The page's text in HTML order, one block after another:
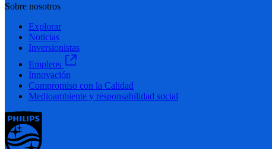
Sobre nosotros
Explorar
Noticias
Inversionistas
Empleos
Innovación
Compromiso con la Calidad
Medioambiente y responsabilidad social